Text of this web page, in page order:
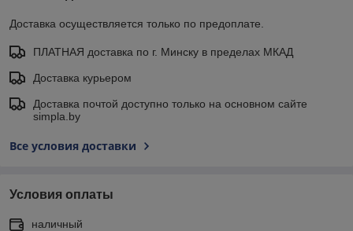
Доставка осуществляется только по предоплате.
ПЛАТНАЯ доставка по г. Минску в пределах МКАД
Доставка курьером
Доставка почтой доступно только на основном сайте
simpla.by
Все условия доставки
Условия оплаты
наличный